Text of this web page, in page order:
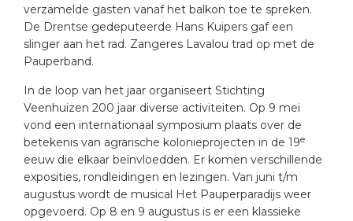
verzamelde gasten vanaf het balkon toe te spreken.
De Drentse gedeputeerde Hans Kuipers gaf een
slinger aan het rad. Zangeres Lavalou trad op met de
Pauperband.
In de loop van het jaar organiseert Stichting
Veenhuizen 200 jaar diverse activiteiten. Op 9 mei
vond een internationaal symposium plaats over de
betekenis van agrarische kolonieprojecten in de 19e
eeuw die elkaar beïnvloedden. Er komen verschillende
exposities, rondleidingen en lezingen. Van juni t/m
augustus wordt de musical Het Pauperparadijs weer
opgevoerd. Op 8 en 9 augustus is er een klassieke